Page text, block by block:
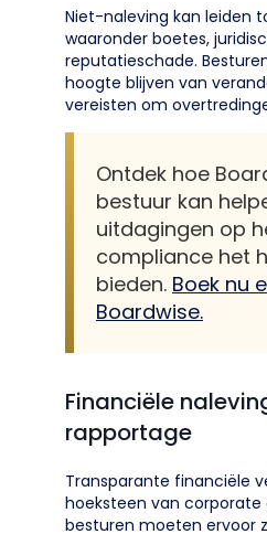
Niet-naleving kan leiden
waaronder boetes,
reputatieschade.
hoogte blijven van
vereisten om
Ontdek hoe
bestuur kan
uitdagingen op
compliance het
bieden. Boek nu
Boardwise.
Financiële
rapportage
Transparante financiële
hoeksteen van corporate
besturen moeten ervoor